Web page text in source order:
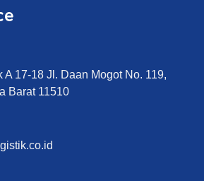
A 17-18 Jl. Daan Mogot No. 119,
Barat 11510